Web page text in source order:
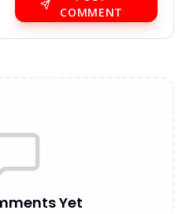
COMMENT
Yet